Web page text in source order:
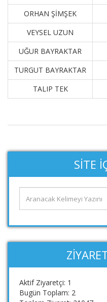
ORHAN ŞİMŞEK
VEYSEL UZUN
UĞUR BAYRAKTAR
TURGUT BAYRAKTAR
TALIP TEK
SITE
Aktif Ziyaretçi: 1
Bugün Toplam: 2